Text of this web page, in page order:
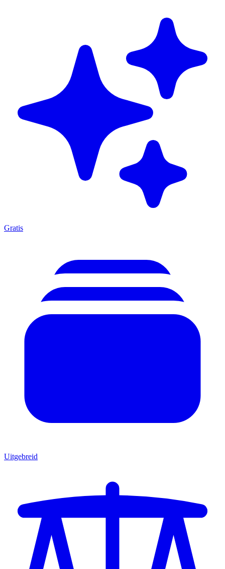
Gratis
Uitgebreid